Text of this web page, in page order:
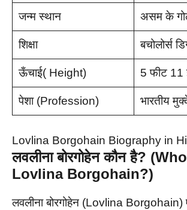
जन्म स्थान असम के
शिक्षा बचोलोर्स
ऊँचाई( Height) 5 फीट 11
पेशा (Profession) भारतीय
Lovlina Borgohain Biography in
लवलीना बोरगोहेन कौन है?
Lovlina Borgohain?)
लवलीना बोरगोहेन (Lovlina Borgohain)